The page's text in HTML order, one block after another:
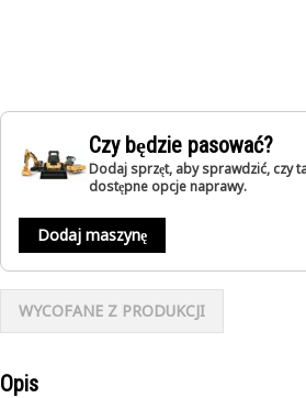
Czy będzie pasować?
Dodaj sprzęt, aby sprawdzić, czy
dostępne opcje naprawy.
Dodaj maszynę
WYCOFANE Z PRODUKCJI
Opis